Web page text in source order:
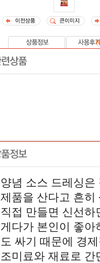
(
양념 소스 드레싱
제품을 산다고 흔히
직접 만들면 신선
게다가 본인이 좋
도 싸기 때문에 경
조미료와 재료로